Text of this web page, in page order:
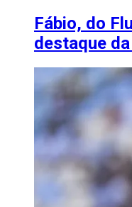
Fábio, do
destaque